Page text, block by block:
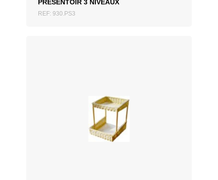
PRÉSENTOIR 3 NIVEAUX
REF: 930.PS3